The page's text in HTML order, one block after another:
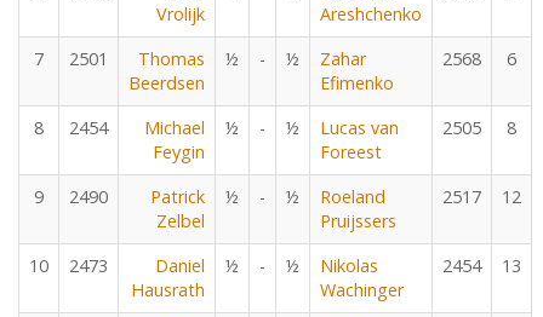
Vrolijk
Areshchenko
7 2501
Thomas
Beerdsen
½ - ½
Zahar
Efimenko
2568 6
8 2454
Michael
Feygin
½ - ½
Lucas van
Foreest
2505 8
9 2490
Patrick
Zelbel
½ - ½
Roeland
Pruijssers
2517 12
10 2473
Daniel
Hausrath
½ - ½
Nikolas
Wachinger
2454 13